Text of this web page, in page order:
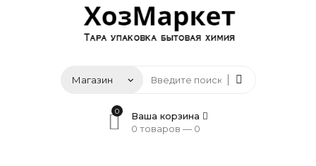
0
Ваша корзина
0 товаров — 0